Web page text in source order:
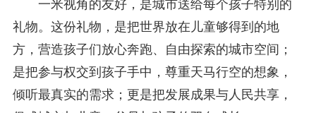
一米视角的友好，是城市送给每个孩子特别的
礼物。这份礼物，是把世界放在儿童够得到的地
方，营造孩子们放心奔跑、自由探索的城市空间；
是把参与权交到孩子手中，尊重天马行空的想象，
倾听最真实的需求；更是把发展成果与人民共享，